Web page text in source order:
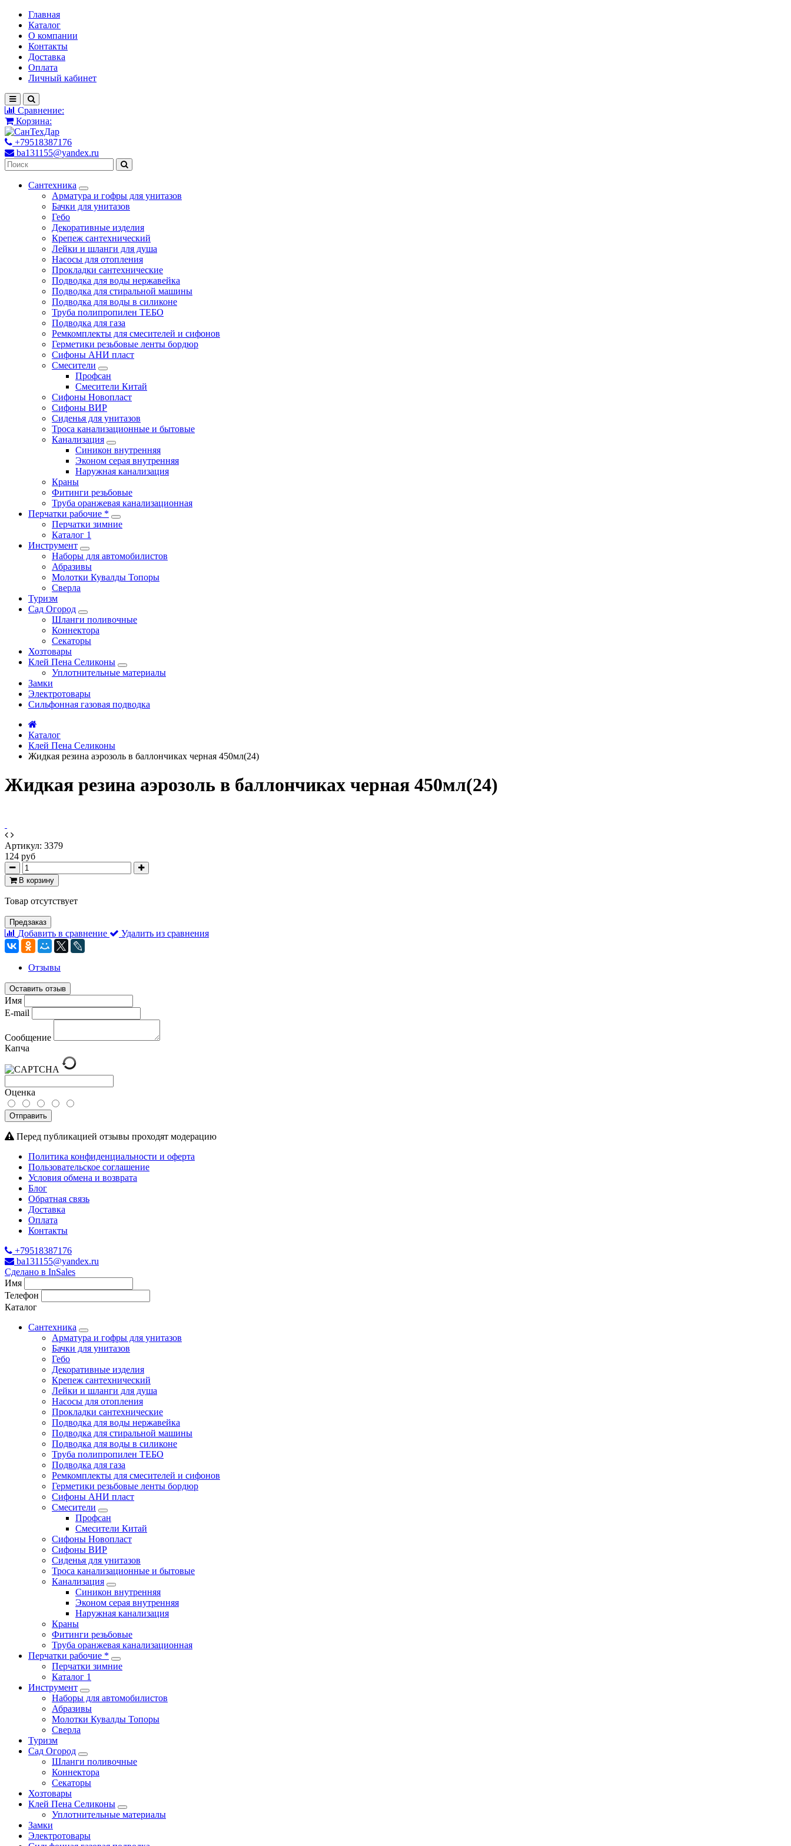
Главная
Каталог
О компании
Контакты
Доставка
Оплата
Личный кабинет
Сравнение:
Корзина:
+79518387176
ba131155@yandex.ru
Сантехника
Арматура и гофры для унитазов
Бачки для унитазов
Гебо
Декоративные изделия
Крепеж сантехнический
Лейки и шланги для душа
Насосы для отопления
Прокладки сантехнические
Подводка для воды нержавейка
Подводка для стиральной машины
Подводка для воды в силиконе
Труба полипропилен ТЕБО
Подводка для газа
Ремкомплекты для смесителей и сифонов
Герметики резьбовые ленты бордюр
Сифоны АНИ пласт
Смесители
Профсан
Смесители Китай
Сифоны Новопласт
Сифоны ВИР
Сиденья для унитазов
Троса канализационные и бытовые
Канализация
Синикон внутренняя
Эконом серая внутренняя
Наружная канализация
Краны
Фитинги резьбовые
Труба оранжевая канализационная
Перчатки рабочие *
Перчатки зимние
Каталог 1
Инструмент
Наборы для автомобилистов
Абразивы
Молотки Кувалды Топоры
Сверла
Туризм
Сад Огород
Шланги поливочные
Коннектора
Секаторы
Хозтовары
Клей Пена Селиконы
Уплотнительные материалы
Замки
Электротовары
Сильфонная газовая подводка
Каталог
Клей Пена Селиконы
Жидкая резина аэрозоль в баллончиках черная 450мл(24)
Жидкая резина аэрозоль в баллончиках черная 450мл(24)
Артикул: 3379
124 руб
В корзину
Товар отсутствует
Предзаказ
Добавить в сравнение Удалить из сравнения
Отзывы
Оставить отзыв
Имя
E-mail
Сообщение
Капча
Оценка
Отправить
Перед публикацией отзывы проходят модерацию
Политика конфиденциальности и оферта
Пользовательское соглашение
Условия обмена и возврата
Блог
Обратная связь
Доставка
Оплата
Контакты
+79518387176
ba131155@yandex.ru
Сделано в InSales
Имя
Телефон
Каталог
Сантехника
Арматура и гофры для унитазов
Бачки для унитазов
Гебо
Декоративные изделия
Крепеж сантехнический
Лейки и шланги для душа
Насосы для отопления
Прокладки сантехнические
Подводка для воды нержавейка
Подводка для стиральной машины
Подводка для воды в силиконе
Труба полипропилен ТЕБО
Подводка для газа
Ремкомплекты для смесителей и сифонов
Герметики резьбовые ленты бордюр
Сифоны АНИ пласт
Смесители
Профсан
Смесители Китай
Сифоны Новопласт
Сифоны ВИР
Сиденья для унитазов
Троса канализационные и бытовые
Канализация
Синикон внутренняя
Эконом серая внутренняя
Наружная канализация
Краны
Фитинги резьбовые
Труба оранжевая канализационная
Перчатки рабочие *
Перчатки зимние
Каталог 1
Инструмент
Наборы для автомобилистов
Абразивы
Молотки Кувалды Топоры
Сверла
Туризм
Сад Огород
Шланги поливочные
Коннектора
Секаторы
Хозтовары
Клей Пена Селиконы
Уплотнительные материалы
Замки
Электротовары